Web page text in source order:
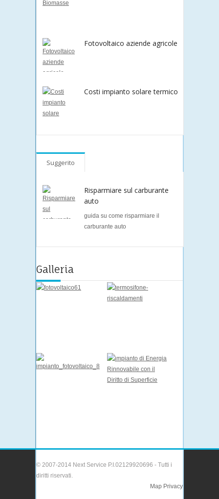
Fotovoltaico aziende agricole
Costi impianto solare termico
Suggerito
Risparmiare sul carburante
auto
guida su come risparmiare il
carburante auto
Galleria
© 2007-2014 Next Service P.I.02129920696 - Tutti i
diritti riservati.
Privacy
Map